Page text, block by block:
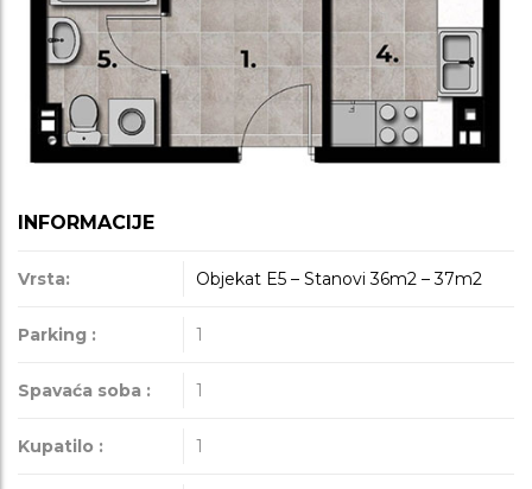
INFORMACIJE
Vrsta: Objekat E5 – Stanovi 36m2 – 37m2
Parking : 1
Spavaća soba : 1
Kupatilo : 1